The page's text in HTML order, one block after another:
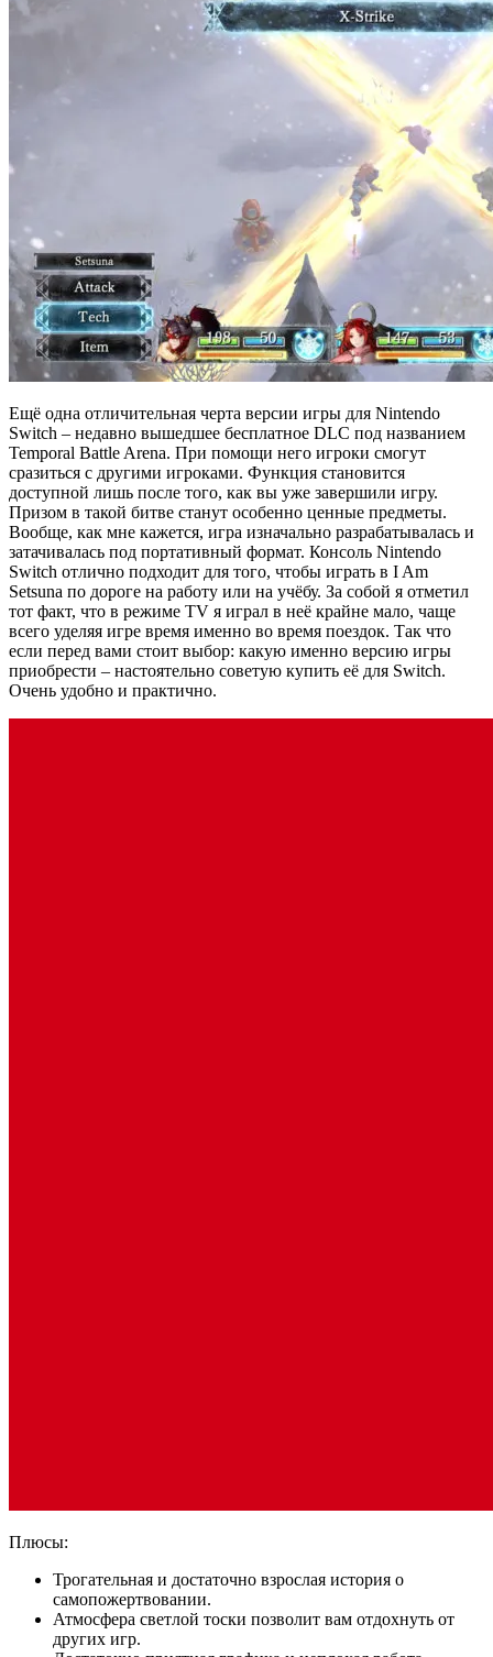
Ещё одна отличительная черта версии игры для Nintendo
Switch – недавно вышедшее бесплатное DLC под названием
Temporal Battle Arena. При помощи него игроки смогут
сразиться с другими игроками. Функция становится
доступной лишь после того, как вы уже завершили игру.
Призом в такой битве станут особенно ценные предметы.
Вообще, как мне кажется, игра изначально разрабатывалась и
затачивалась под портативный формат. Консоль Nintendo
Switch отлично подходит для того, чтобы играть в I Am
Setsuna по дороге на работу или на учёбу. За собой я отметил
тот факт, что в режиме TV я играл в неё крайне мало, чаще
всего уделяя игре время именно во время поездок. Так что
если перед вами стоит выбор: какую именно версию игры
приобрести – настоятельно советую купить её для Switch.
Очень удобно и практично.
Плюсы:
Трогательная и достаточно взрослая история о
самопожертвовании.
Атмосфера светлой тоски позволит вам отдохнуть от
других игр.